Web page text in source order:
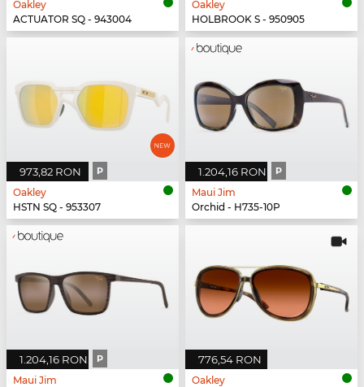
Oakley
ACTUATOR SQ - 943004
Oakley
HOLBROOK S - 950905
973,82 RON P
Oakley
HSTN SQ - 953307
1.204,16 RON P
Maui Jim
Orchid - H735-10P
1.204,16 RON P
Maui Jim
776,54 RON
Oakley